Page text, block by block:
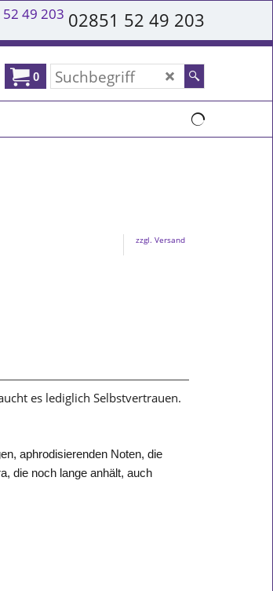
02851 52 49 203
0
zzgl. Versand
es lediglich Selbstvertrauen.
aphrodisierenden Noten, die
die noch lange anhält, auch